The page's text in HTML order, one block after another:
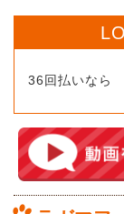
36回払いなら